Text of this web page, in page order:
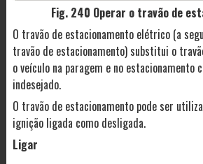
Fig. 240 Operar o travão de
O travão de estacionamento elétrico (a
travão de estacionamento) substitui o
o veículo na paragem e no estacionamento
indesejado.
O travão de estacionamento pode ser
ignição ligada como desligada.
Ligar